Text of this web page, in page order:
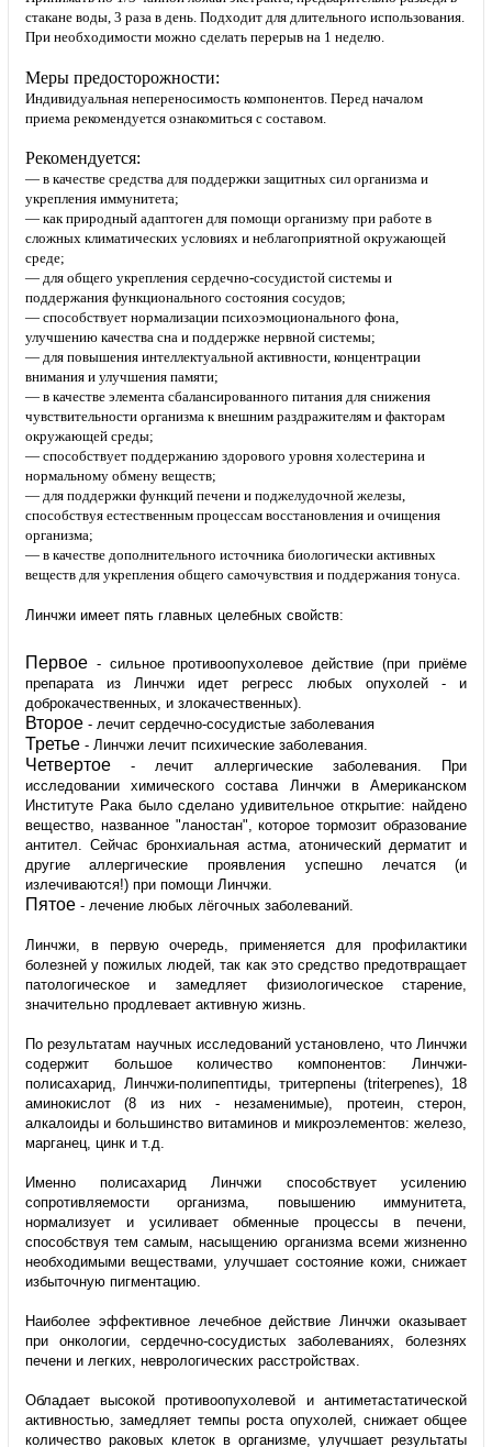
стакане воды, 3 раза в день. Подходит для длительного использования.
При необходимости можно сделать перерыв на 1 неделю.
Меры предосторожности:
Индивидуальная непереносимость компонентов. Перед началом
приема рекомендуется ознакомиться с составом.
Рекомендуется:
— в качестве средства для поддержки защитных сил организма и
укрепления иммунитета;
— как природный адаптоген для помощи организму при работе в
сложных климатических условиях и неблагоприятной окружающей
среде;
— для общего укрепления сердечно-сосудистой системы и
поддержания функционального состояния сосудов;
— способствует нормализации психоэмоционального фона,
улучшению качества сна и поддержке нервной системы;
— для повышения интеллектуальной активности, концентрации
внимания и улучшения памяти;
— в качестве элемента сбалансированного питания для снижения
чувствительности организма к внешним раздражителям и факторам
окружающей среды;
— способствует поддержанию здорового уровня холестерина и
нормальному обмену веществ;
— для поддержки функций печени и поджелудочной железы,
способствуя естественным процессам восстановления и очищения
организма;
— в качестве дополнительного источника биологически активных
веществ для укрепления общего самочувствия и поддержания тонуса.
Линчжи имеет пять главных целебных свойств:
Первое- сильное противоопухолевое действие (при приёме
препарата из Линчжи идет регресс любых опухолей - и
доброкачественных, и злокачественных).
Второе- лечит сердечно-сосудистые заболевания
Третье- Линчжи лечит психические заболевания.
Четвертое- лечит аллергические заболевания. При
исследовании химического состава Линчжи в Американском
Институте Рака было сделано удивительное открытие: найдено
вещество, названное "ланостан", которое тормозит образование
антител. Сейчас бронхиальная астма, атонический дерматит и
другие аллергические проявления успешно лечатся (и
излечиваются!) при помощи Линчжи.
Пятое- лечение любых лёгочных заболеваний.
Линчжи, в первую очередь, применяется для профилактики
болезней у пожилых людей, так как это средство предотвращает
патологическое и замедляет физиологическое старение,
значительно продлевает активную жизнь.
По результатам научных исследований установлено, что Линчжи
содержит большое количество компонентов: Линчжи-
полисахарид, Линчжи-полипептиды, тритерпены (triterpenes), 18
аминокислот (8 из них - незаменимые), протеин, стерон,
алкалоиды и большинство витаминов и микроэлементов: железо,
марганец, цинк и т.д.
Именно полисахарид Линчжи способствует усилению
сопротивляемости организма, повышению иммунитета,
нормализует и усиливает обменные процессы в печени,
способствуя тем самым, насыщению организма всеми жизненно
необходимыми веществами, улучшает состояние кожи, снижает
избыточную пигментацию.
Наиболее эффективное лечебное действие Линчжи оказывает
при онкологии, сердечно-сосудистых заболеваниях, болезнях
печени и легких, неврологических расстройствах.
Обладает высокой противоопухолевой и антиметастатической
активностью, замедляет темпы роста опухолей, снижает общее
количество раковых клеток в организме, улучшает результаты